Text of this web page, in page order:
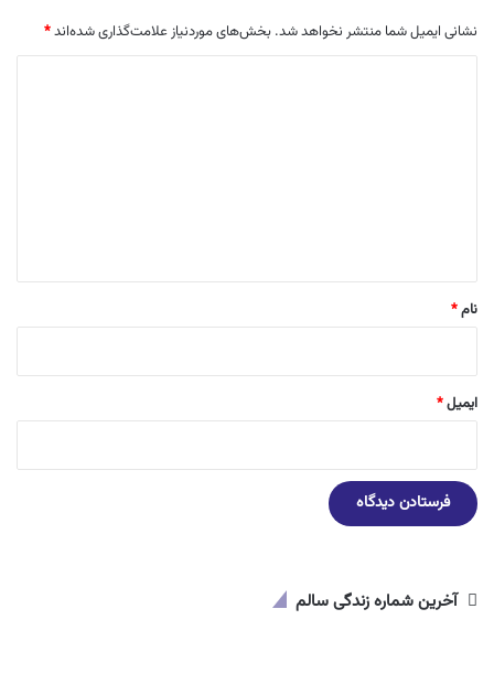
نشانی ایمیل شما منتشر نخواهد شد. بخش‌های موردنیاز علامت‌گذاری شده‌اند*
نام*
ایمیل*
آخرین شماره زندگی سالم